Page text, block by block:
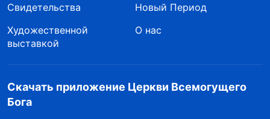
Свидетельства
Новый Период
Художественной
выставкой
О нас
Скачать приложение Церкви Всемогущего
Бога